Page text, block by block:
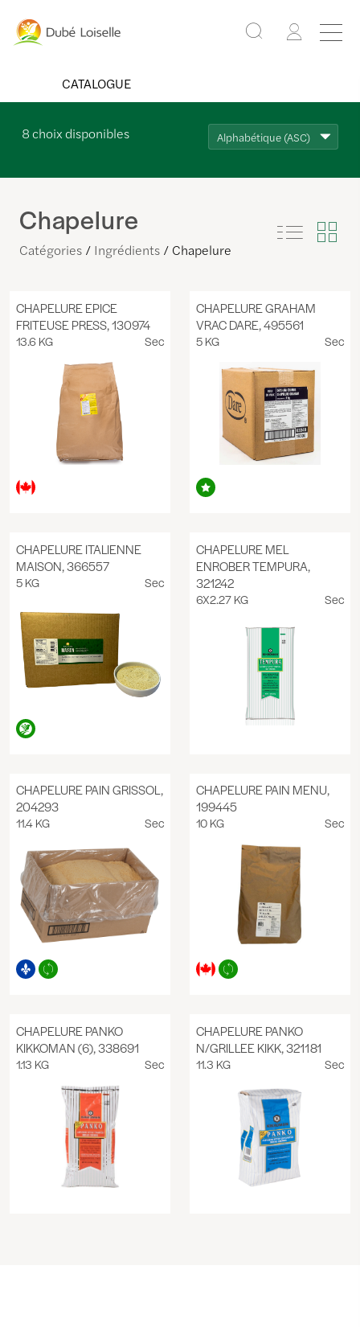
CATALOGUE
8choix disponibles Alphabétique (ASC)
Chapelure
Catégories Ingrédients Chapelure
CHAPELURE EPICE
FRITEUSE PRESS, 130974
13.6 KG Sec
CHAPELURE GRAHAM
VRAC DARE, 495561
5 KG Sec
CHAPELURE ITALIENNE
MAISON, 366557
5 KG Sec
CHAPELURE MEL
ENROBER TEMPURA,
321242
6X2.27 KG Sec
CHAPELURE PAIN GRISSOL,
204293
11.4 KG Sec
CHAPELURE PAIN MENU,
199445
10 KG Sec
CHAPELURE PANKO
KIKKOMAN (6), 338691
1.13 KG Sec
CHAPELURE PANKO
N/GRILLEE KIKK, 321181
11.3 KG Sec